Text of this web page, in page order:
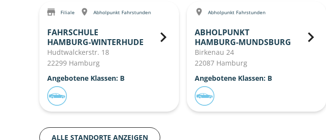
Filiale Abholpunkt Fahrstunden
FAHRSCHULE
HAMBURG-WINTERHUDE
Hudtwalckerstr. 18
22299 Hamburg
Angebotene Klassen: B
Abholpunkt Fahrstunden
ABHOLPUNKT
HAMBURG-MUNDSBURG
Birkenau 24
22087 Hamburg
Angebotene Klassen: B
ALLE STANDORTE ANZEIGEN